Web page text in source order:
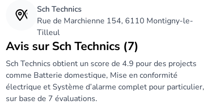
Sch Technics
Rue de Marchienne 154, 6110 Montigny-le-
Tilleul
Avis sur Sch Technics (7)
Sch Technics obtient un score de 4.9 pour des projects
comme Batterie domestique, Mise en conformité
électrique et Système d’alarme complet pour particulier,
sur base de 7 évaluations.